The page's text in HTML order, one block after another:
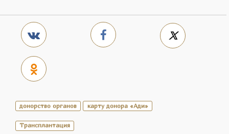
донорство органов карту донора «Ади»
Трансплантация